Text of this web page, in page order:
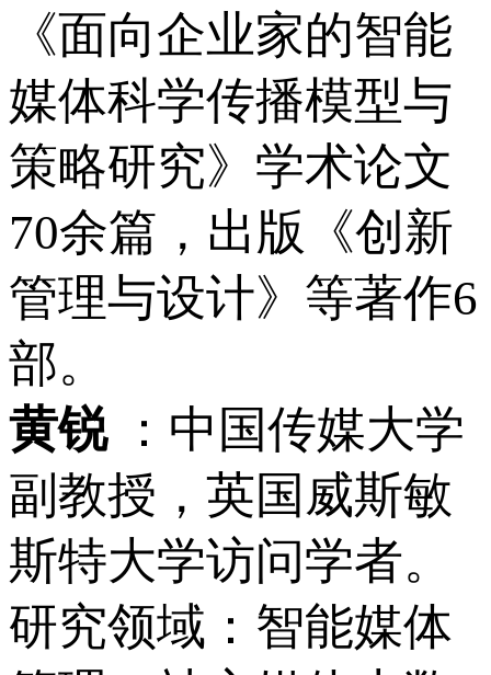
《面向企业家的智能
媒体科学传播模型与
策略研究》学术论文
70余篇，出版《创新
管理与设计》等著作6
部。
黄锐：中国传媒大学
副教授，英国威斯敏
斯特大学访问学者。
研究领域：智能媒体